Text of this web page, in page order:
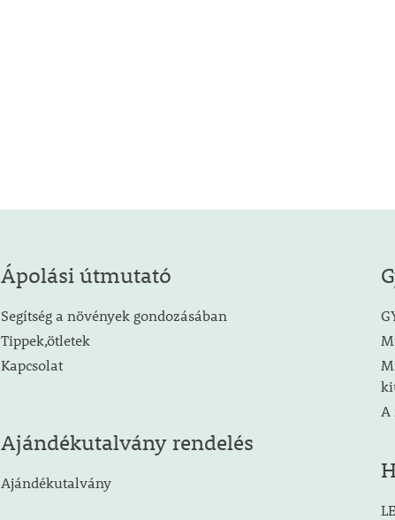
Ápolási útmutató
Segítség a növények gondozásában
Tippek,ötletek
Kapcsolat
Ajándékutalvány rendelés
Ajándékutalvány
A